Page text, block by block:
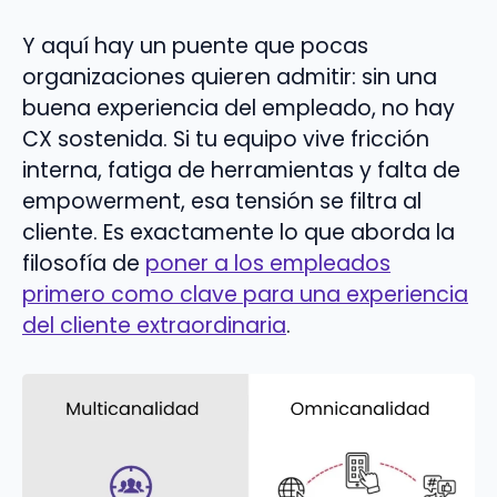
Y aquí hay un puente que pocas
organizaciones quieren admitir: sin una
buena experiencia del empleado, no hay
CX sostenida. Si tu equipo vive fricción
interna, fatiga de herramientas y falta de
empowerment, esa tensión se filtra al
cliente. Es exactamente lo que aborda la
filosofía de poner a los empleados
primero como clave para una experiencia
del cliente extraordinaria.